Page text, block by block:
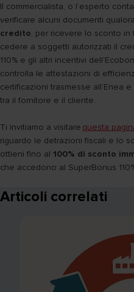
Il commercialista, o l’esperto
verificare alcuni documenti
credito, per ricevere lo sconto
cedere a soggetti autorizzati il
110% e gli altri incentivi
controlla le attestazioni di
certificazioni trasmesse all’Enea
tra il fornitore e il cliente.
Ti invitiamo a visitare questa
riguardo le detrazioni fiscali e lo
ottieni fino al 100% di sconto
che accedono al SuperBonus
Articoli correlati